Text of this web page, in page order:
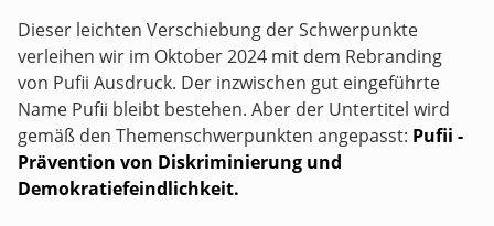
Dieser leichten Verschiebung der Schwerpunkte
verleihen wir im Oktober 2024 mit dem Rebranding
von Pufii Ausdruck. Der inzwischen gut eingeführte
Name Pufii bleibt bestehen. Aber der Untertitel wird
gemäß den Themenschwerpunkten angepasst: Pufii -
Prävention von Diskriminierung und
Demokratiefeindlichkeit.